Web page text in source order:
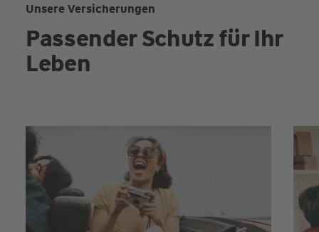
Unsere Versicherungen
Passender Schutz für Ihr
Leben